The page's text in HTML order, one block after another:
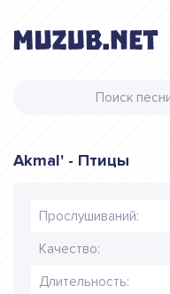
Akmal' - Птицы
Прослушиваний:
Качество:
Длительность: